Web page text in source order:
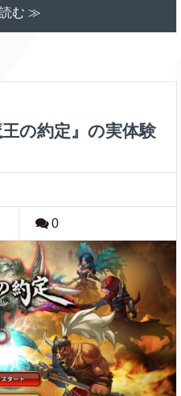
む ≫
の約定』の実体験
0